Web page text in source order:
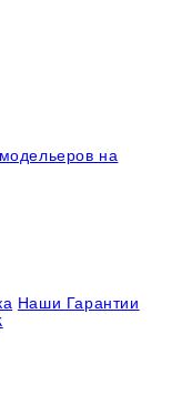
на
Наши Гарантии